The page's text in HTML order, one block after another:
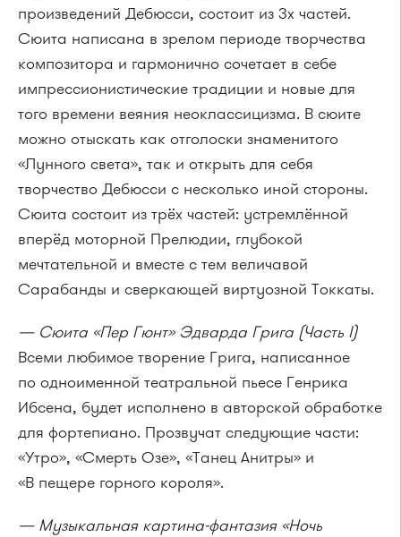
произведений Дебюсси, состоит из 3х частей.
Сюита написана в зрелом периоде творчества
композитора и гармонично сочетает в себе
импрессионистические традиции и новые для
того времени веяния неоклассицизма. В сюите
можно отыскать как отголоски знаменитого
«Лунного света», так и открыть для себя
творчество Дебюсси с несколько иной стороны.
Сюита состоит из трёх частей: устремлённой
вперёд моторной Прелюдии, глубокой
мечтательной и вместе с тем величавой
Сарабанды и сверкающей виртуозной Токкаты.
— Сюита «Пер Гюнт» Эдварда Грига (Часть I)
Всеми любимое творение Грига, написанное
по одноименной театральной пьесе Генрика
Ибсена, будет исполнено в авторской обработке
для фортепиано. Прозвучат следующие части:
«Утро», «Смерть Озе», «Танец Анитры» и
«В пещере горного короля».
— Музыкальная картина-фантазия «Ночь